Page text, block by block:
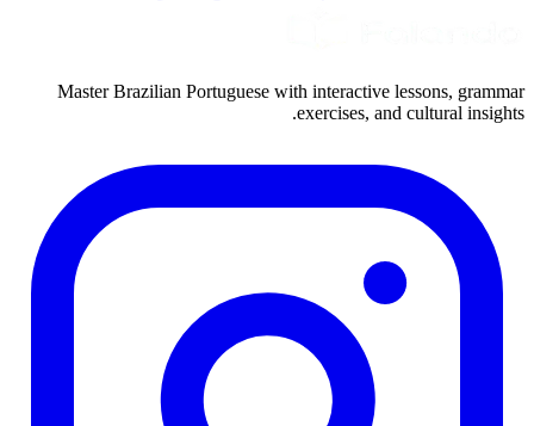
Master Brazilian Portuguese with interactive lessons, grammar
exercises, and cultural insights.